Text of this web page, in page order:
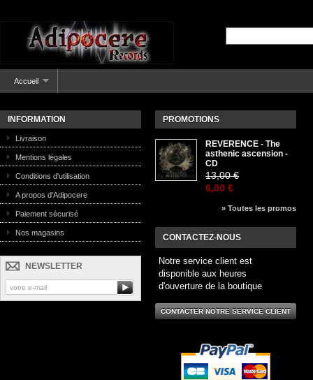
Accueil
INFORMATION
Livraison
Mentions légales
Conditions d'utilisation
A propos d'Adipocere
Paiement sécurisé
Nos magasins
NEWSLETTER
PROMOTIONS
REVERENCE - The
asthenic ascension -
CD
13,00 €
6,00 €
» Toutes les promos
CONTACTEZ-NOUS
Notre service client est
disponible aux heures
d'ouverture de la boutique
CONTACTER NOTRE SERVICE CLIENT